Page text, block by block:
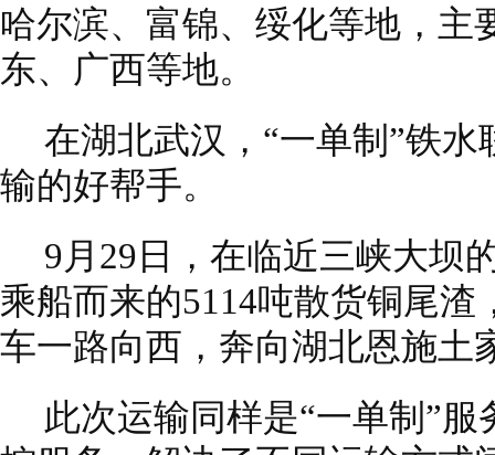
哈尔滨、富锦、绥化等地，主
东、广西等地。
在湖北武汉，“一单制”铁
输的好帮手。
9月29日，在临近三峡大坝
乘船而来的5114吨散货铜尾渣
车一路向西，奔向湖北恩施土
此次运输同样是“一单制”